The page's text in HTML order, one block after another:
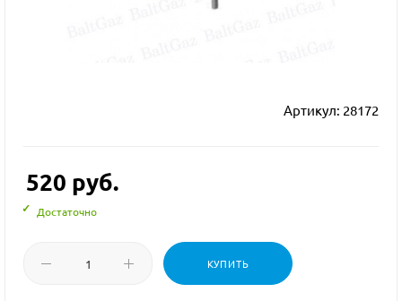
Артикул: 28172
520 руб.
Достаточно
КУПИТЬ